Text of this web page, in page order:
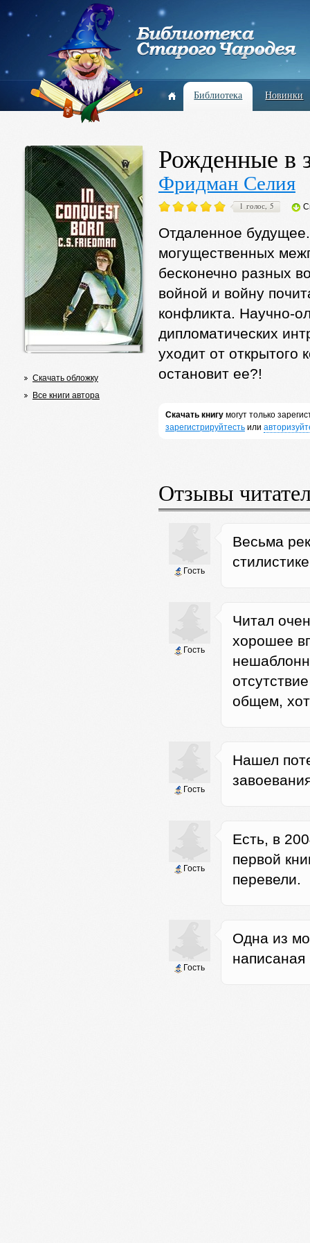
Библиотека Новинки
Скачать обложку
Все книги автора
Рожденные в
Фридман Селия
1 голос, 5
Отдаленное будущее.
могущественных
бесконечно разных
войной и войну
конфликта. Научно-
дипломатических
уходит от открытого
остановит ее?!
Скачать книгумогут только
зарегистрируйтестьили
Отзывы
Гость
Весьма
Гость
Читал
хорошее
общем,
Гость
Нашел
Гость
Есть, в
первой
перевели.
Гость
Одна из